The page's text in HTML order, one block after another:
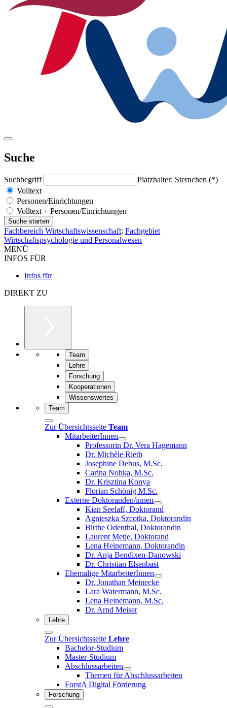
Suche
Suchbegriff
Platzhalter: Sternchen (*)
Volltext
Personen/Einrichtungen
Volltext + Personen/Einrichtungen
Fachbereich Wirtschaftswissenschaft: Fachgebiet
Wirtschaftspsychologie und Personalwesen
MENÜ
INFOS FÜR
Infos für
DIREKT ZU
Team
Lehre
Forschung
Kooperationen
Wissenswertes
Team
Zur Übersichtsseite Team
MitarbeiterInnen
Professorin Dr. Vera Hagemann
Dr. Michèle Rieth
Josephine Debus, M.Sc.
Carina Nohka, M.Sc.
Dr. Krisztina Konya
Florian Schönig M.Sc.
Externe Doktoranden/innen
Kian Seelaff, Doktorand
Agnieszka Szcotka, Doktorandin
Birthe Odenthal, Doktorandin
Laurent Metje, Doktorand
Lena Heinemann, Doktorandin
Dr. Anja Bendixen-Danowski
Dr. Christian Elsenbast
Ehemalige MitarbeiterInnen
Dr. Jonathan Meinecke
Lara Watermann, M.Sc.
Lena Heinemann, M.Sc.
Dr. Arnd Meiser
Lehre
Zur Übersichtsseite Lehre
Bachelor-Studium
Master-Studium
Abschlussarbeiten
Themen für Abschlussarbeiten
ForstA Digital Förderung
Forschung